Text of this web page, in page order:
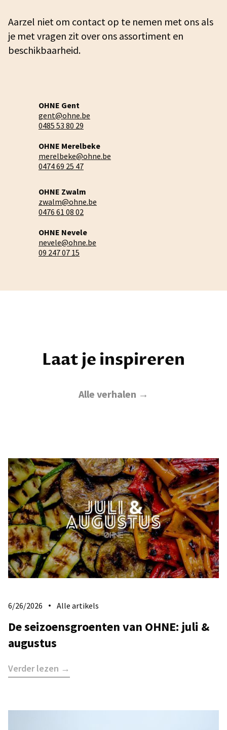
Aarzel niet om contact op te nemen met ons als
je met vragen zit over ons assortiment en
beschikbaarheid.
OHNE Gent
gent@ohne.be
0485 53 80 29
OHNE Merelbeke
merelbeke@ohne.be
0474 69 25 47
OHNE Zwalm
zwalm@ohne.be
0476 61 08 02
OHNE Nevele
nevele@ohne.be
09 247 07 15
Laat je inspireren
Alle verhalen →
6/26/2026 Alle artikels
De seizoensgroenten van OHNE: juli &
augustus
Verder lezen →